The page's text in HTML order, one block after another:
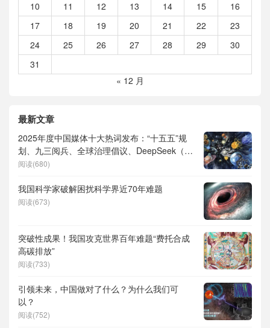
10
11 12 13 14 15
16
17
18 19 20 21 22
23
24
25 26 27 28 29
30
31
« 12 月
最新文章
2025年度中国媒体十大热词发布：“十五五”规
划、九三阅兵、全球治理倡议、DeepSeek（深
度求索）、人形机器人、苏超、票根经济、育
阅读(680)
我国科学家破解困扰科学界近70年难题
阅读(673)
突破性成果！我国攻克世界百年难题“费托合成
高碳排放”
阅读(733)
引领未来，中国做对了什么？为什么我们可
以？
阅读(752)